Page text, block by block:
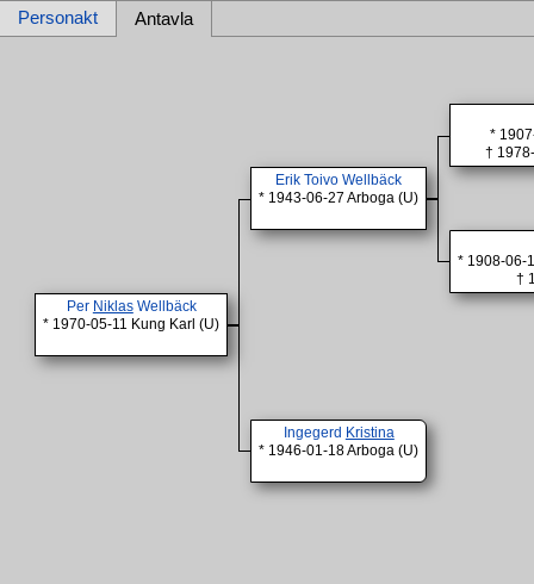
Personakt Antavla
Per NiklasWellbäck
* 1970-05-11 Kung Karl (U)
Erik Toivo Wellbäck
* 1943-06-27 Arboga (U)
*
†
* 1908-06-
†
Ingegerd Kristina
* 1946-01-18 Arboga (U)